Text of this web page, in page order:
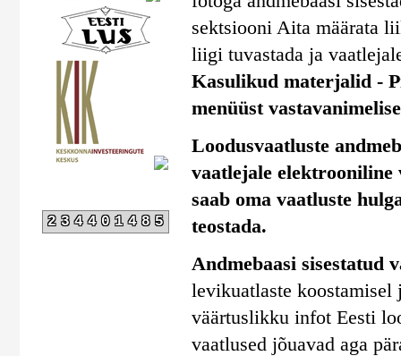
234401485
sektsiooni Aita määrata
liigi tuvastada ja
Kasulikud materjalid -
menüüst
Loodusvaatluste
vaatlejale
saab oma vaatluste
teostada.
Andmebaasi sisestatud
levikuatlaste koostamisel
väärtuslikku infot Eesti
vaatlused jõuavad aga